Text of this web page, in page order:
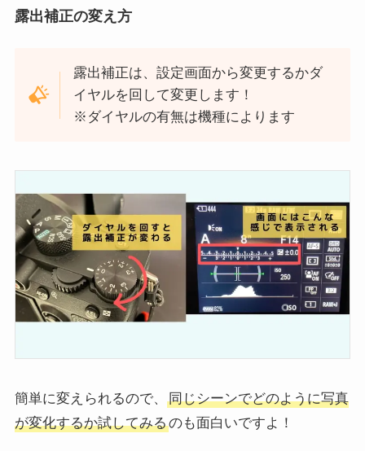
露出補正の変え方
露出補正は、設定画面から変更するかダ
イヤルを回して変更します！
※ダイヤルの有無は機種によります
簡単に変えられるので、
同じシーンでどのように写真
が変化するか試してみるのも面白いですよ！